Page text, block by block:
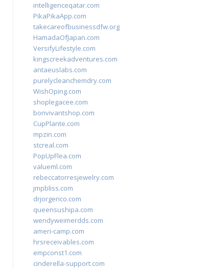
intelligenceqatar.com
PikaPikaApp.com
takecareofbusinessdfw.org
HamadaOfJapan.com
VersifyLifestyle.com
kingscreekadventures.com
antaeuslabs.com
purelycleanchemdry.com
WishOping.com
shoplegacee.com
bonvivantshop.com
CupPlante.com
mpzin.com
stcreal.com
PopUpFlea.com
valueml.com
rebeccatorresjewelry.com
jmpbliss.com
drjorgerico.com
queensushipa.com
wendyweimerdds.com
ameri-camp.com
hrsreceivables.com
empconst1.com
cinderella-support.com